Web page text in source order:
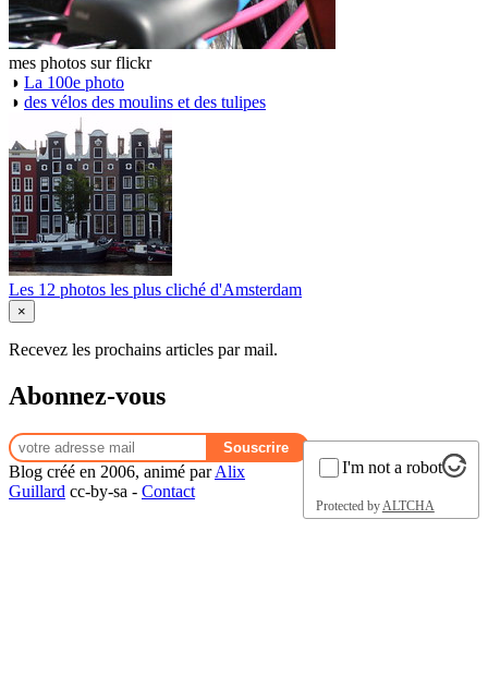
mes photos sur flickr
◑ La 100e photo
◑ des vélos des moulins et des tulipes
Les 12 photos les plus cliché d'Amsterdam
×
Recevez les prochains articles par mail.
Abonnez-vous
I'm not a robot
Protected by ALTCHA
Blog créé en 2006, animé parAlix
Guillard cc-by-sa - Contact